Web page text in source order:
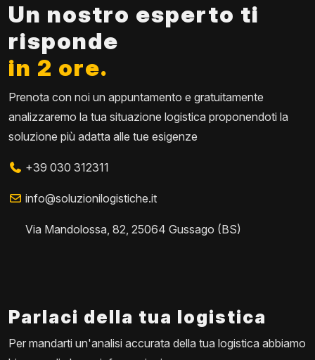
Un nostro esperto ti
risponde
in 2 ore.
Prenota con noi un appuntamento e gratuitamente
analizzaremo la tua situazione logistica proponendoti la
soluzione più adatta alle tue esigenze
+39 030 312311
info@soluzionilogistiche.it
Via Mandolossa, 82, 25064 Gussago (BS)
Parlaci della tua logistica
Per mandarti un'analisi accurata della tua logistica abbiamo